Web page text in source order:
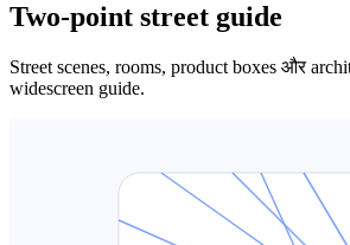
Two-point street guide
Street scenes, rooms, product boxes और
widescreen guide.